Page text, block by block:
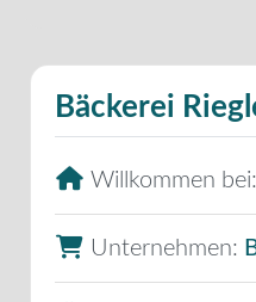
Bäckerei
Willkommen bei:
Unternehmen: